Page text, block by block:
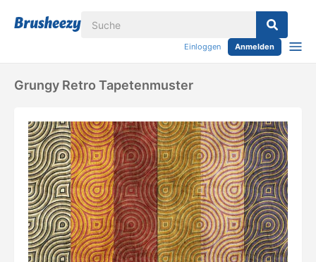
Einloggen Anmelden
Grungy Retro Tapetenmuster